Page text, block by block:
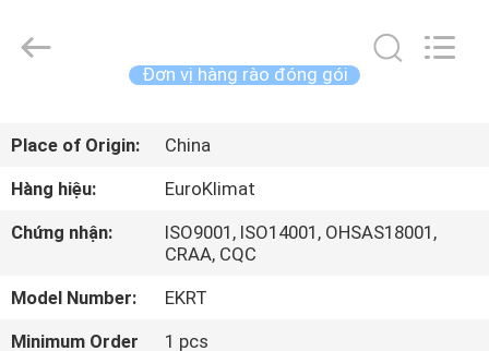
CÁC
SẢN
VỀ
lạnh
không
khí
cấp.
Copyright
2015
Air-
Refrigeration
Đơn vị hàng rào đóng gói
Place of Origin:
China
Hàng hiệu:
EuroKlimat
Chứng nhận:
ISO9001, ISO14001, OHSAS18001,
CRAA, CQC
Model Number:
EKRT
Minimum Order
1 pcs